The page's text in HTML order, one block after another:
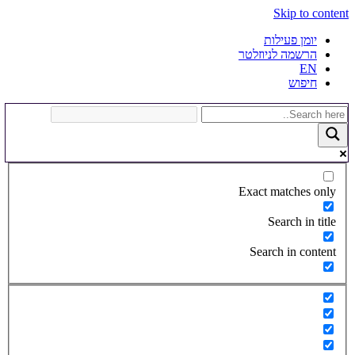
Skip to content
יומן פעילות
הרשמה לניוזלטר
EN
חיפוש
Exact matches only
Search in title
Search in content